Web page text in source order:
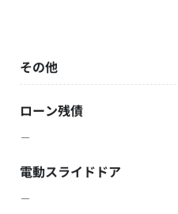
その他
ローン残債
－
電動スライドドア
－